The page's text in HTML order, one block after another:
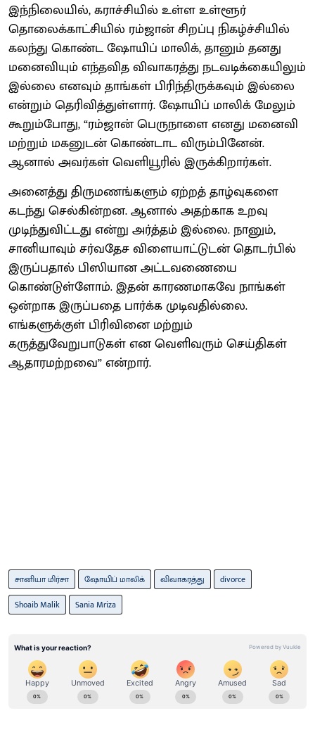
இந்நிலையில், கராச்சியில் உள்ள உள்ளூர்
தொலைக்காட்சியில் ரம்ஜான் சிறப்பு நிகழ்ச்சியில்
கலந்து கொண்ட ஷோயிப் மாலிக், தானும் தனது
மனைவியும் எந்தவித விவாகரத்து நடவடிக்கையிலும்
இல்லை எனவும் தாங்கள் பிரிந்திருக்கவும் இல்லை
என்றும் தெரிவித்துள்ளார். ஷோயிப் மாலிக் மேலும்
கூறும்போது, “ரம்ஜான் பெருநாளை எனது மனைவி
மற்றும் மகனுடன் கொண்டாட விரும்பினேன்.
ஆனால் அவர்கள் வெளியூரில் இருக்கிறார்கள்.
அனைத்து திருமணங்களும் ஏற்றத் தாழ்வுகளை
கடந்து செல்கின்றன. ஆனால் அதற்காக உறவு
முடிந்துவிட்டது என்று அர்த்தம் இல்லை. நானும்,
சானியாவும் சர்வதேச விளையாட்டுடன் தொடர்பில்
இருப்பதால் பிஸியான அட்டவணையை
கொண்டுள்ளோம். இதன் காரணமாகவே நாங்கள்
ஒன்றாக இருப்பதை பார்க்க முடிவதில்லை.
எங்களுக்குள் பிரிவினை மற்றும்
கருத்துவேறுபாடுகள் என வெளிவரும் செய்திகள்
ஆதாரமற்றவை” என்றார்.
சானியா மிர்சா ஷோயிப் மாலிக் விவாகரத்து
divorce
Shoaib Malik
Sania Mriza